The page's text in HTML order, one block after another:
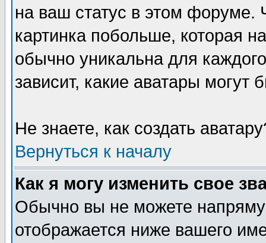
на ваш статус в этом форуме.
картинка побольше, которая
обычно уникальна для
зависит, какие аватары могут
Не знаете, как создать
Вернуться к началу
Как я могу изменить свое
Обычно вы не можете
отображается ниже вашего